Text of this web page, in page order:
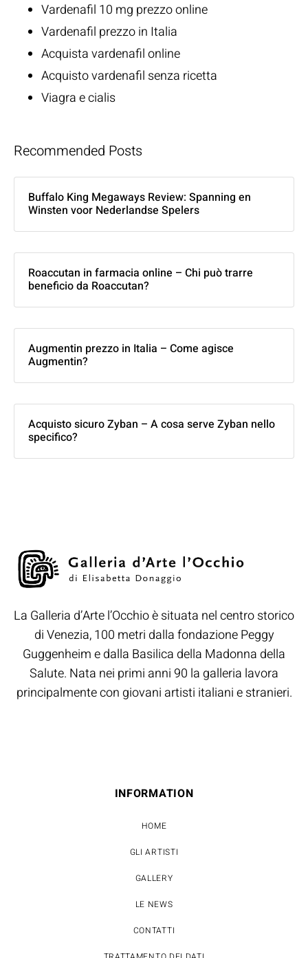
Vardenafil 10 mg prezzo online
Vardenafil prezzo in Italia
Acquista vardenafil online
Acquisto vardenafil senza ricetta
Viagra e cialis
Recommended Posts
Buffalo King Megaways Review: Spanning en
Winsten voor Nederlandse Spelers
Roaccutan in farmacia online – Chi può trarre
beneficio da Roaccutan?
Augmentin prezzo in Italia – Come agisce
Augmentin?
Acquisto sicuro Zyban – A cosa serve Zyban nello
specifico?
La Galleria d’Arte l’Occhio è situata nel centro storico
di Venezia, 100 metri dalla fondazione Peggy
Guggenheim e dalla Basilica della Madonna della
Salute. Nata nei primi anni 90 la galleria lavora
principalmente con giovani artisti italiani e stranieri.
INFORMATION
HOME
GLI ARTISTI
GALLERY
LE NEWS
CONTATTI